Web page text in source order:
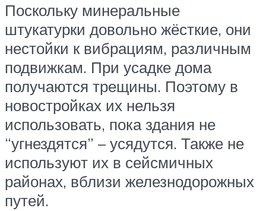
Поскольку минеральные
штукатурки довольно жёсткие, они
нестойки к вибрациям, различным
подвижкам. При усадке дома
получаются трещины. Поэтому в
новостройках их нельзя
использовать, пока здания не
“угнездятся” – усядутся. Также не
используют их в сейсмичных
районах, вблизи железнодорожных
путей.